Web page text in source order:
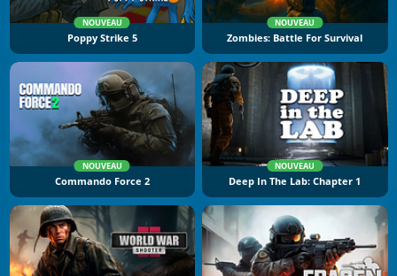
NOUVEAU
Poppy Strike 5
NOUVEAU
Zombies: Battle For Survival
NOUVEAU
Commando Force 2
NOUVEAU
Deep In The Lab: Chapter 1